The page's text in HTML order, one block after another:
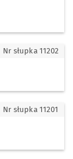
Nr słupka 11202
Nr słupka 11201